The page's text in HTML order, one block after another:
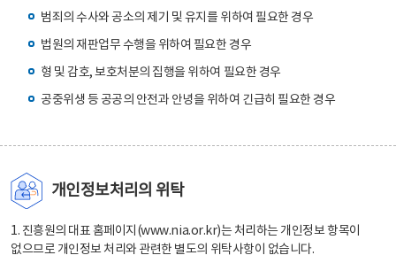
범죄의 수사와 공소의 제기 및 유지를 위하여 필요한 경우
법원의 재판업무 수행을 위하여 필요한 경우
형 및 감호, 보호처분의 집행을 위하여 필요한 경우
공중위생 등 공공의 안전과 안녕을 위하여 긴급히 필요한 경우
개인정보처리의 위탁
1. 진흥원의 대표 홈페이지(www.nia.or.kr)는 처리하는 개인정보 항목이
없으므로 개인정보 처리와 관련한 별도의 위탁사항이 없습니다.